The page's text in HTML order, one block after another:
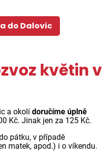
do Dalovic
květin v
a okolí doručíme úplně
Kč. Jinak jen za 125 Kč.
pátku, v případě
matek, apod.) i o víkendu.